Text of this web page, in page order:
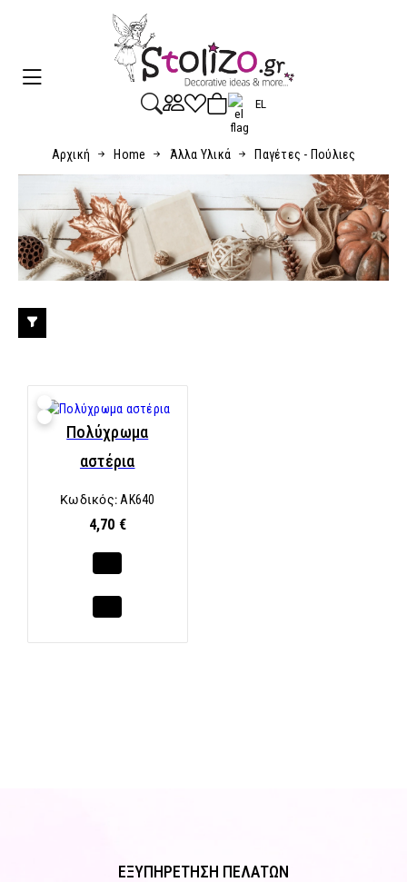
EL
Αρχική Home Άλλα Υλικά Παγέτες - Πούλιες
Πολύχρωμα
αστέρια
Κωδικός: AK640
4,70 €
ΕΞΥΠΗΡΕΤΗΣΗ ΠΕΛΑΤΩΝ